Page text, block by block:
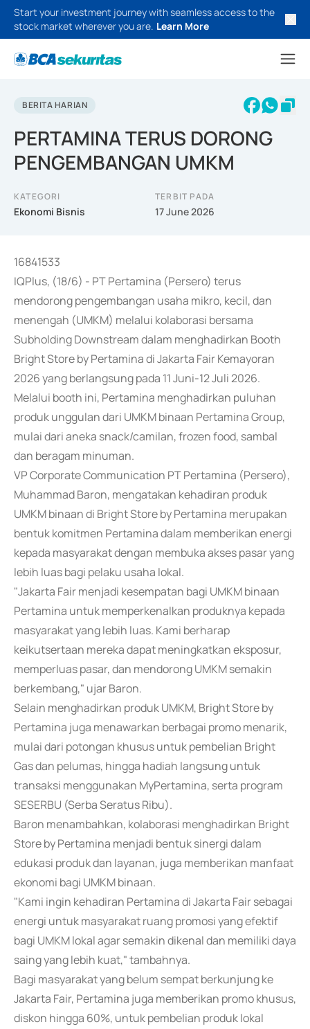
Start your investment journey with seamless access to the
stock market wherever you are. Learn More
BERITA HARIAN
PERTAMINA TERUS DORONG
PENGEMBANGAN UMKM
KATEGORI
Ekonomi Bisnis
TERBIT PADA
17 June 2026
16841533
IQPlus, (18/6) - PT Pertamina (Persero) terus
mendorong pengembangan usaha mikro, kecil, dan
menengah (UMKM) melalui kolaborasi bersama
Subholding Downstream dalam menghadirkan Booth
Bright Store by Pertamina di Jakarta Fair Kemayoran
2026 yang berlangsung pada 11 Juni-12 Juli 2026.
Melalui booth ini, Pertamina menghadirkan puluhan
produk unggulan dari UMKM binaan Pertamina Group,
mulai dari aneka snack/camilan, frozen food, sambal
dan beragam minuman.
VP Corporate Communication PT Pertamina (Persero),
Muhammad Baron, mengatakan kehadiran produk
UMKM binaan di Bright Store by Pertamina merupakan
bentuk komitmen Pertamina dalam memberikan energi
kepada masyarakat dengan membuka akses pasar yang
lebih luas bagi pelaku usaha lokal.
"Jakarta Fair menjadi kesempatan bagi UMKM binaan
Pertamina untuk memperkenalkan produknya kepada
masyarakat yang lebih luas. Kami berharap
keikutsertaan mereka dapat meningkatkan eksposur,
memperluas pasar, dan mendorong UMKM semakin
berkembang," ujar Baron.
Selain menghadirkan produk UMKM, Bright Store by
Pertamina juga menawarkan berbagai promo menarik,
mulai dari potongan khusus untuk pembelian Bright
Gas dan pelumas, hingga hadiah langsung untuk
transaksi menggunakan MyPertamina, serta program
SESERBU (Serba Seratus Ribu).
Baron menambahkan, kolaborasi menghadirkan Bright
Store by Pertamina menjadi bentuk sinergi dalam
edukasi produk dan layanan, juga memberikan manfaat
ekonomi bagi UMKM binaan.
"Kami ingin kehadiran Pertamina di Jakarta Fair sebagai
energi untuk masyarakat ruang promosi yang efektif
bagi UMKM lokal agar semakin dikenal dan memiliki daya
saing yang lebih kuat," tambahnya.
Bagi masyarakat yang belum sempat berkunjung ke
Jakarta Fair, Pertamina juga memberikan promo khusus,
diskon hingga 60%, untuk pembelian produk lokal